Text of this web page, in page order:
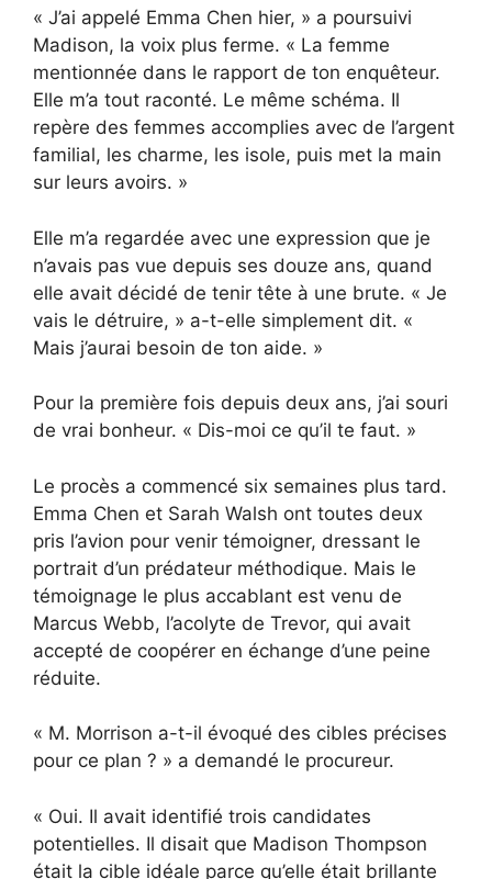
« J’ai appelé Emma Chen hier, » a poursuivi
Madison, la voix plus ferme. « La femme
mentionnée dans le rapport de ton enquêteur.
Elle m’a tout raconté. Le même schéma. Il
repère des femmes accomplies avec de l’argent
familial, les charme, les isole, puis met la main
sur leurs avoirs. »
Elle m’a regardée avec une expression que je
n’avais pas vue depuis ses douze ans, quand
elle avait décidé de tenir tête à une brute. « Je
vais le détruire, » a-t-elle simplement dit. «
Mais j’aurai besoin de ton aide. »
Pour la première fois depuis deux ans, j’ai souri
de vrai bonheur. « Dis-moi ce qu’il te faut. »
Le procès a commencé six semaines plus tard.
Emma Chen et Sarah Walsh ont toutes deux
pris l’avion pour venir témoigner, dressant le
portrait d’un prédateur méthodique. Mais le
témoignage le plus accablant est venu de
Marcus Webb, l’acolyte de Trevor, qui avait
accepté de coopérer en échange d’une peine
réduite.
« M. Morrison a-t-il évoqué des cibles précises
pour ce plan ? » a demandé le procureur.
« Oui. Il avait identifié trois candidates
potentielles. Il disait que Madison Thompson
était la cible idéale parce qu’elle était brillante